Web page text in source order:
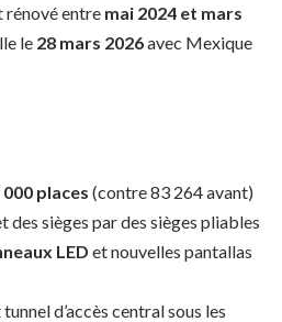
rénové entre mai 2024 et mars
le 28 mars 2026avec Mexique
places (contre 83 264 avant)
des sièges par des sièges pliables
LED et nouvelles pantallas
d’accès central sous les